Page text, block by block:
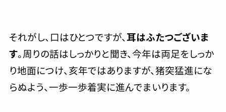
それがし、口はひとつですが、耳はふたつございま
す。周りの話はしっかりと聞き、今年は両足をしっか
り地面につけ、亥年ではありますが、猪突猛進にな
らぬよう、一歩一歩着実に進んでまいります。